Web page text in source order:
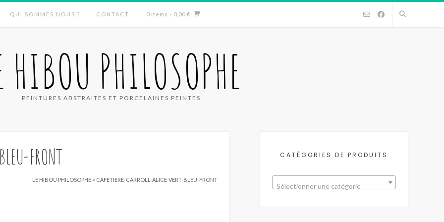
QUI SOMMES NOUS ? CONTACT 0 items - 0,00 €
HIBOU PHILOSOPHE
PEINTURES ABSTRAITES ET PORCELAINES PEINTES
FRONT
LE HIBOU PHILOSOPHE > CAFETIERE-CARROLL-ALICE-VERT-BLEU-FRONT
CATÉGORIES DE PRODUITS
Sélectionner une catégorie